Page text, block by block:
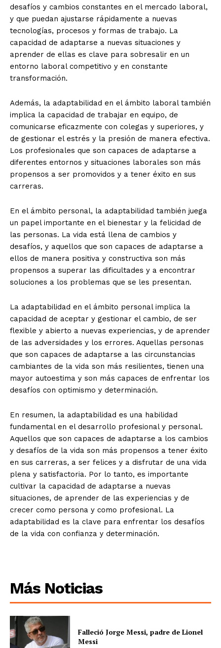
desafíos y cambios constantes en el mercado laboral,
y que puedan ajustarse rápidamente a nuevas
tecnologías, procesos y formas de trabajo. La
capacidad de adaptarse a nuevas situaciones y
aprender de ellas es clave para sobresalir en un
entorno laboral competitivo y en constante
transformación.
Además, la adaptabilidad en el ámbito laboral también
implica la capacidad de trabajar en equipo, de
comunicarse eficazmente con colegas y superiores, y
de gestionar el estrés y la presión de manera efectiva.
Los profesionales que son capaces de adaptarse a
diferentes entornos y situaciones laborales son más
propensos a ser promovidos y a tener éxito en sus
carreras.
En el ámbito personal, la adaptabilidad también juega
un papel importante en el bienestar y la felicidad de
las personas. La vida está llena de cambios y
desafíos, y aquellos que son capaces de adaptarse a
ellos de manera positiva y constructiva son más
propensos a superar las dificultades y a encontrar
soluciones a los problemas que se les presentan.
La adaptabilidad en el ámbito personal implica la
capacidad de aceptar y gestionar el cambio, de ser
flexible y abierto a nuevas experiencias, y de aprender
de las adversidades y los errores. Aquellas personas
que son capaces de adaptarse a las circunstancias
cambiantes de la vida son más resilientes, tienen una
mayor autoestima y son más capaces de enfrentar los
desafíos con optimismo y determinación.
En resumen, la adaptabilidad es una habilidad
fundamental en el desarrollo profesional y personal.
Aquellos que son capaces de adaptarse a los cambios
y desafíos de la vida son más propensos a tener éxito
en sus carreras, a ser felices y a disfrutar de una vida
plena y satisfactoria. Por lo tanto, es importante
cultivar la capacidad de adaptarse a nuevas
situaciones, de aprender de las experiencias y de
crecer como persona y como profesional. La
adaptabilidad es la clave para enfrentar los desafíos
de la vida con confianza y determinación.
Más Noticias
Falleció Jorge Messi, padre de Lionel
Messi